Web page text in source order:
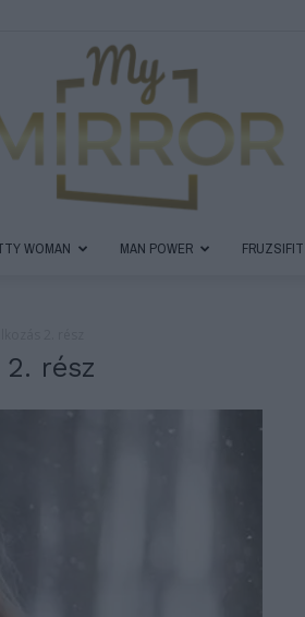
WOMAN MAN POWER
rész